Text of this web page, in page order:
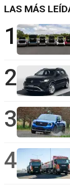
LAS MÁS
1
2
3
4